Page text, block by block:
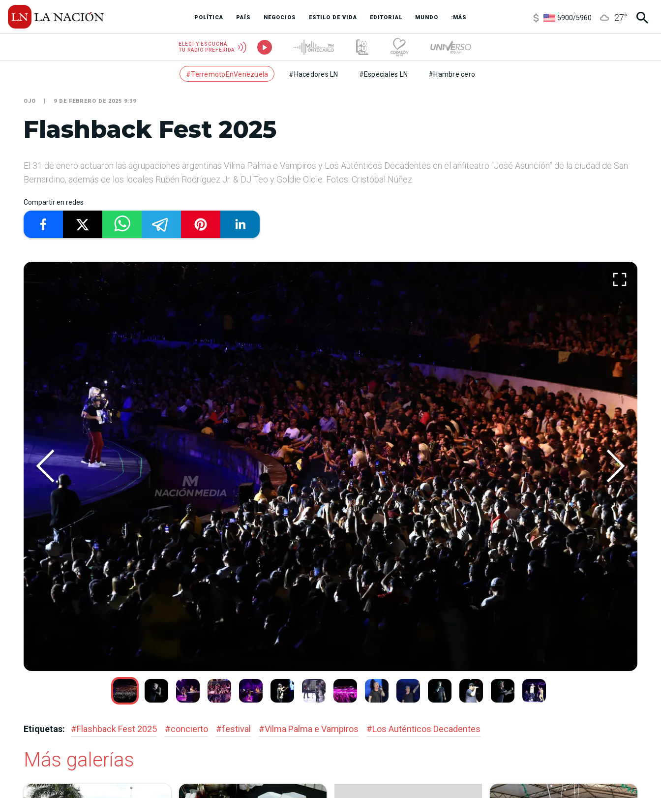
POLÍTICA PAÍS NEGOCIOS ESTILO DE VIDA EDITORIAL MUNDO :MÁS
1100/1160
3,8/4
27°
ELEGÍ Y ESCUCHÁ
TU RADIO PREFERIDA
#TerremotoEnVenezuela #Hacedores LN #Especiales LN #Hambre cero
OJO 9 DE FEBRERO DE 2025 9:39
Flashback Fest 2025
El 31 de enero actuaron las agrupaciones argentinas Vilma Palma e Vampiros y Los Auténticos Decadentes en el anfiteatro “José Asunción” de la ciudad de San
Bernardino, además de los locales Rubén Rodríguez Jr. & DJ Teo y Goldie Oldie. Fotos: Cristóbal Núñez
Compartir en redes
Etiquetas: #Flashback Fest 2025 #concierto #festival #Vilma Palma e Vampiros #Los Auténticos Decadentes
Más galerías